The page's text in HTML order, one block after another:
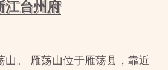
江台州府
山。 雁荡山位于雁荡县，靠近